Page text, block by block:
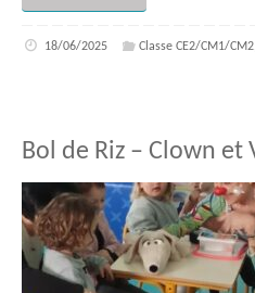
18/06/2025 Classe CE2/CM1/CM2
Bol de Riz – Clown et